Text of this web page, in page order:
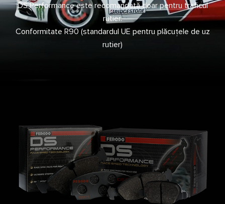
DS Performance este recomandată doar pentru traficul
rutier.
Conformitate R90 (standardul UE pentru plăcuțele de uz
rutier)